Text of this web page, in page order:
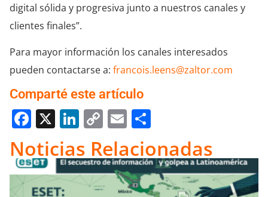
digital sólida y progresiva junto a nuestros canales y
clientes finales”.
Para mayor información los canales interesados
pueden contactarse a: francois.leens@zaltor.com
Comparté este artículo
Facebook
X LinkedIn
Copy
Link
Email
Noticias Relacionadas